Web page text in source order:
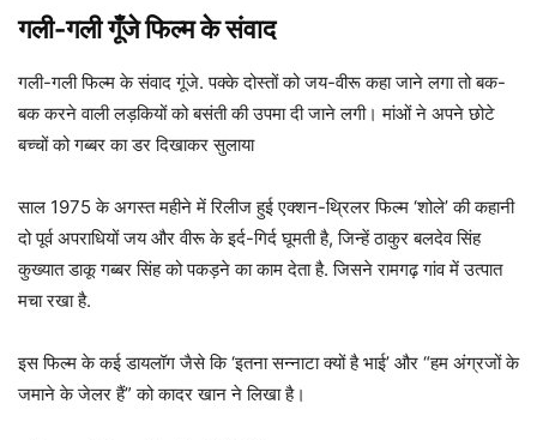
गली-गली गूँजे फिल्म के संवाद
गली-गली फिल्म के संवाद गूंजे. पक्के दोस्तों को जय-वीरू कहा जाने लगा तो बक-
बक करने वाली लड़कियों को बसंती की उपमा दी जाने लगी। मांओं ने अपने छोटे
बच्चों को गब्बर का डर दिखाकर सुलाया
साल 1975 के अगस्त महीने में रिलीज हुई एक्शन-थ्रिलर फिल्म ‘शोले’ की कहानी
दो पूर्व अपराधियों जय और वीरू के इर्द-गिर्द घूमती है, जिन्हें ठाकुर बलदेव सिंह
कुख्यात डाकू गब्बर सिंह को पकड़ने का काम देता है. जिसने रामगढ़ गांव में उत्पात
मचा रखा है.
इस फिल्म के कई डायलॉग जैसे कि ‘इतना सन्नाटा क्यों है भाई’ और “हम अंग्रजों के
जमाने के जेलर हैं” को कादर खान ने लिखा है।